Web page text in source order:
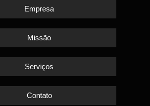
Empresa
Missão
Serviços
Contato